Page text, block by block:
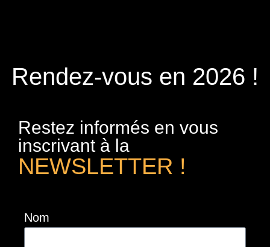
Rendez-vous en 2026 !
Restez informés en vous
inscrivant à la
NEWSLETTER !
Nom